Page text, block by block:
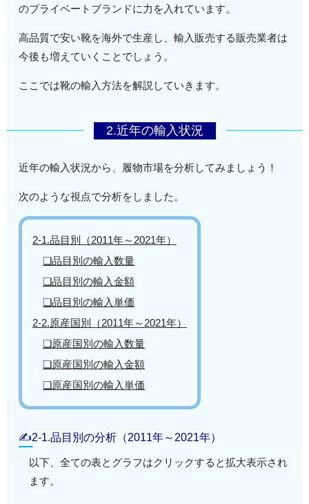
のプライベートブランドに力を入れています。
高品質で安い靴を海外で生産し、輸入販売する販売業者は
今後も増えていくことでしょう。
ここでは靴の輸入方法を解説していきます。
2.近年の輸入状況
近年の輸入状況から、履物市場を分析してみましょう！
次のような視点で分析をしました。
2-1.品目別（2011年～2021年）
❏品目別の輸入数量
❏品目別の輸入金額
❏品目別の輸入単価
2-2.原産国別（2011年～2021年）
❏原産国別の輸入数量
❏原産国別の輸入金額
❏原産国別の輸入単価
✍2-1.品目別の分析（2011年～2021年）
以下、全ての表とグラフはクリックすると拡大表示され
ます。